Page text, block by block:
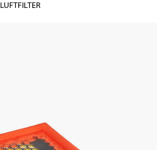
LUFTFILTER